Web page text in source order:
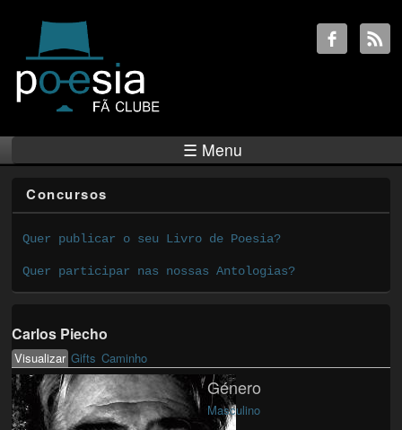
☰ Menu
Concursos
Quer publicar o seu Livro de Poesia?
Quer participar nas nossas Antologias?
Carlos Piecho
Primary tabs
Visualizar(active tab)
Gifts Caminho
Género
Masculino